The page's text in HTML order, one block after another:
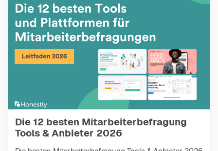
Die 12 besten Mitarbeiterbefragung
Tools & Anbieter 2026